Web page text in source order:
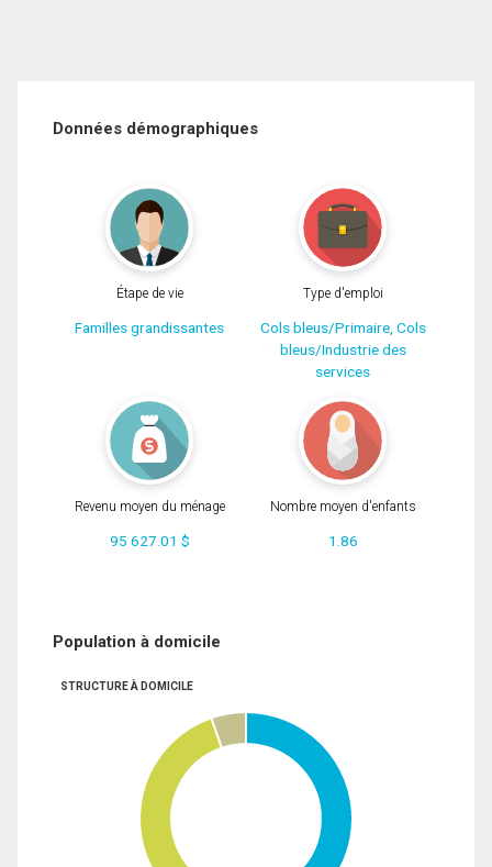
Données démographiques
Étape de vie
Familles grandissantes
Type d'emploi
Cols bleus/Primaire, Cols
bleus/Industrie des
services
Revenu moyen du ménage
95 627.01 $
Nombre moyen d'enfants
1.86
Population à domicile
STRUCTURE À DOMICILE